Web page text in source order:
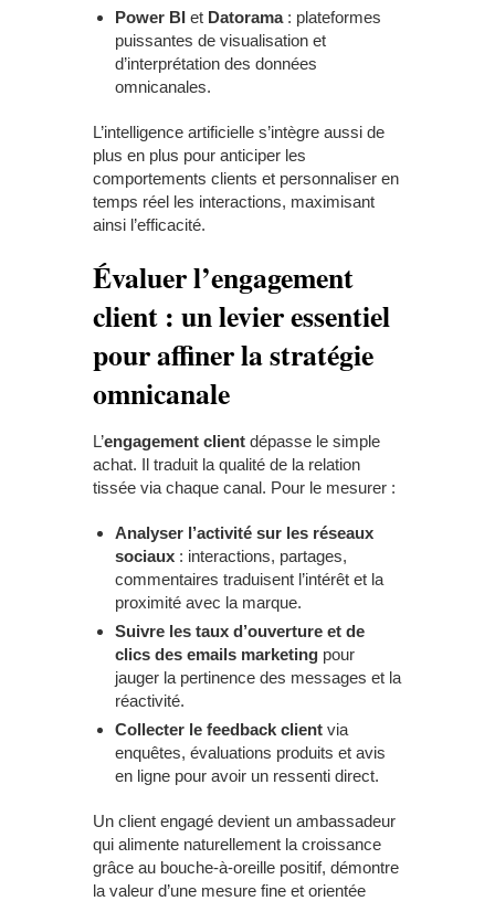
Power BI et Datorama: plateformes
puissantes de visualisation et
d’interprétation des données
omnicanales.
L’intelligence artificielle s’intègre aussi de
plus en plus pour anticiper les
comportements clients et personnaliser en
temps réel les interactions, maximisant
ainsi l’efficacité.
Évaluer l’engagement
client : un levier essentiel
pour affiner la stratégie
omnicanale
L’engagement client dépasse le simple
achat. Il traduit la qualité de la relation
tissée via chaque canal. Pour le mesurer :
Analyser l’activité sur les réseaux
sociaux : interactions, partages,
commentaires traduisent l’intérêt et la
proximité avec la marque.
Suivre les taux d’ouverture et de
clics des emails marketing pour
jauger la pertinence des messages et la
réactivité.
Collecter le feedback client via
enquêtes, évaluations produits et avis
en ligne pour avoir un ressenti direct.
Un client engagé devient un ambassadeur
qui alimente naturellement la croissance
grâce au bouche-à-oreille positif, démontre
la valeur d’une mesure fine et orientée